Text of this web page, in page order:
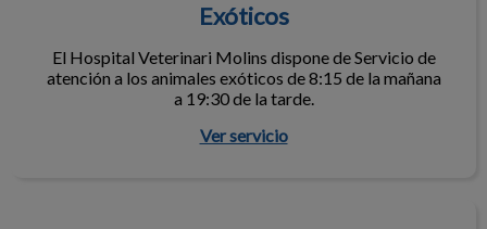
Exóticos
El Hospital Veterinari Molins dispone de Servicio de
atención a los animales exóticos de 8:15 de la mañana
a 19:30 de la tarde.
Ver servicio